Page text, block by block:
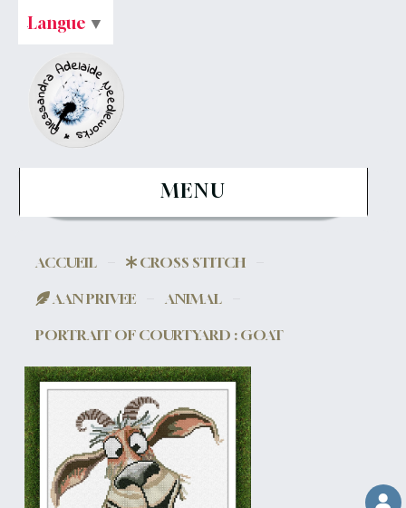
MENU
ACCUEIL
CROSS STITCH
AAN PRIVEE
ANIMAL
PORTRAIT OF COURTYARD : GOAT
Langue ▼